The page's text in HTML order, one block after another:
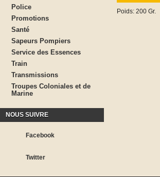
Police
Promotions
Santé
Sapeurs Pompiers
Service des Essences
Train
Transmissions
Troupes Coloniales et de
Marine
NOUS SUIVRE
Facebook
Twitter
Poids: 200 Gr.